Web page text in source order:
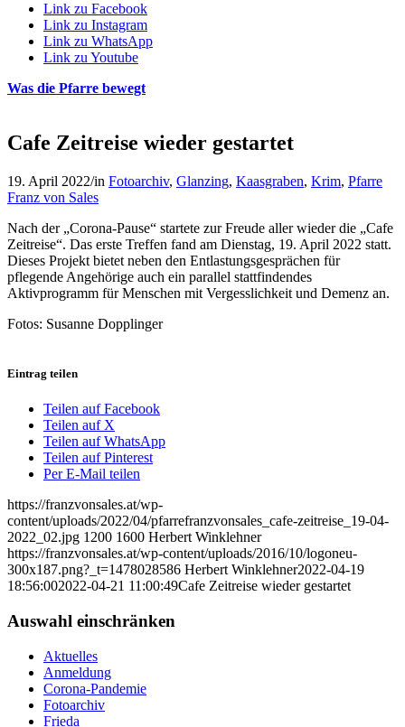
Link zu Facebook
Link zu Instagram
Link zu WhatsApp
Link zu Youtube
Was die Pfarre bewegt
Cafe Zeitreise wieder gestartet
19. April 2022/in Fotoarchiv, Glanzing, Kaasgraben, Krim, Pfarre
Franz von Sales
Nach der „Corona-Pause“ startete zur Freude aller wieder die „Cafe
Zeitreise“. Das erste Treffen fand am Dienstag, 19. April 2022 statt.
Dieses Projekt bietet neben den Entlastungsgesprächen für
pflegende Angehörige auch ein parallel stattfindendes
Aktivprogramm für Menschen mit Vergesslichkeit und Demenz an.
Fotos: Susanne Dopplinger
Eintrag teilen
Teilen auf Facebook
Teilen auf X
Teilen auf WhatsApp
Teilen auf Pinterest
Per E-Mail teilen
https://franzvonsales.at/wp-
content/uploads/2022/04/pfarrefranzvonsales_cafe-zeitreise_19-04-
2022_02.jpg 1200 1600 Herbert Winklehner
https://franzvonsales.at/wp-content/uploads/2016/10/logoneu-
300x187.png?_t=1478028586 Herbert Winklehner2022-04-19
18:56:002022-04-21 11:00:49Cafe Zeitreise wieder gestartet
Auswahl einschränken
Aktuelles
Anmeldung
Corona-Pandemie
Fotoarchiv
Frieda